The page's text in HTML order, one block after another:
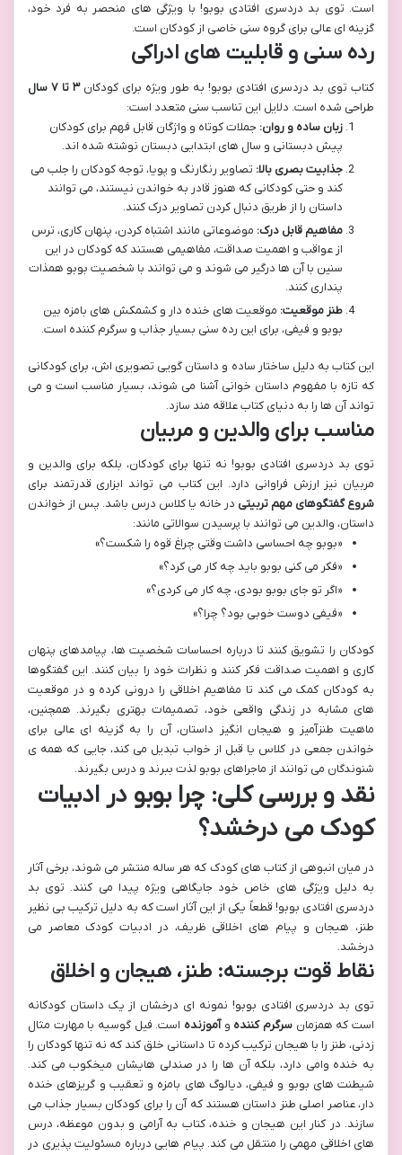
است. توی بد دردسری افتادی بوبو! با ویژگی های منحصر به فرد خود،
گزینه ای عالی برای گروه سنی خاصی از کودکان است.
رده سنی و قابلیت های ادراکی
کتاب توی بد دردسری افتادی بوبو! به طور ویژه برای کودکان۳ تا ۷ سال
طراحی شده است. دلایل این تناسب سنی متعدد است:
زبان ساده و روان: جملات کوتاه و واژگان قابل فهم برای کودکان
پیش دبستانی و سال های ابتدایی دبستان نوشته شده اند.
جذابیت بصری بالا: تصاویر رنگارنگ و پویا، توجه کودکان را جلب می
کند و حتی کودکانی که هنوز قادر به خواندن نیستند، می توانند
داستان را از طریق دنبال کردن تصاویر درک کنند.
مفاهیم قابل درک: موضوعاتی مانند اشتباه کردن، پنهان کاری، ترس
از عواقب و اهمیت صداقت، مفاهیمی هستند که کودکان در این
سنین با آن ها درگیر می شوند و می توانند با شخصیت بوبو همذات
پنداری کنند.
طنز موقعیت: موقعیت های خنده دار و کشمکش های بامزه بین
بوبو و فیفی، برای این رده سنی بسیار جذاب و سرگرم کننده است.
این کتاب به دلیل ساختار ساده و داستان گویی تصویری اش، برای کودکانی
که تازه با مفهوم داستان خوانی آشنا می شوند، بسیار مناسب است و می
تواند آن ها را به دنیای کتاب علاقه مند سازد.
مناسب برای والدین و مربیان
توی بد دردسری افتادی بوبو! نه تنها برای کودکان، بلکه برای والدین و
مربیان نیز ارزش فراوانی دارد. این کتاب می تواند ابزاری قدرتمند برای
شروع گفتگوهای مهم تربیتی در خانه یا کلاس درس باشد. پس از خواندن
داستان، والدین می توانند با پرسیدن سوالاتی مانند:
«بوبو چه احساسی داشت وقتی چراغ قوه را شکست؟»
«فکر می کنی بوبو باید چه کار می کرد؟»
«اگر تو جای بوبو بودی، چه کار می کردی؟»
«فیفی دوست خوبی بود؟ چرا؟»
کودکان را تشویق کنند تا درباره احساسات شخصیت ها، پیامدهای پنهان
کاری و اهمیت صداقت فکر کنند و نظرات خود را بیان کنند. این گفتگوها
به کودکان کمک می کند تا مفاهیم اخلاقی را درونی کرده و در موقعیت
های مشابه در زندگی واقعی خود، تصمیمات بهتری بگیرند. همچنین،
ماهیت طنزآمیز و هیجان انگیز داستان، آن را به گزینه ای عالی برای
خواندن جمعی در کلاس یا قبل از خواب تبدیل می کند، جایی که همه ی
شنوندگان می توانند از ماجراهای بوبو لذت ببرند و درس بگیرند.
نقد و بررسی کلی: چرا بوبو در ادبیات
کودک می درخشد؟
در میان انبوهی از کتاب های کودک که هر ساله منتشر می شوند، برخی آثار
به دلیل ویژگی های خاص خود جایگاهی ویژه پیدا می کنند. توی بد
دردسری افتادی بوبو! قطعاً یکی از این آثار است که به دلیل ترکیب بی نظیر
طنز، هیجان و پیام های اخلاقی ظریف، در ادبیات کودک معاصر می
درخشد.
نقاط قوت برجسته: طنز، هیجان و اخلاق
توی بد دردسری افتادی بوبو! نمونه ای درخشان از یک داستان کودکانه
است که همزمان سرگرم کننده وآموزنده است. فیل گوسیه با مهارت مثال
زدنی، طنز را با هیجان ترکیب کرده تا داستانی خلق کند که نه تنها کودکان را
به خنده وامی دارد، بلکه آن ها را در صندلی هایشان میخکوب می کند.
شیطنت های بوبو و فیفی، دیالوگ های بامزه و تعقیب و گریزهای خنده
دار، عناصر اصلی طنز داستان هستند که آن را برای کودکان بسیار جذاب می
سازند. در کنار این هیجان و خنده، کتاب به آرامی و بدون موعظه، درس
های اخلاقی مهمی را منتقل می کند. پیام هایی درباره مسئولیت پذیری در